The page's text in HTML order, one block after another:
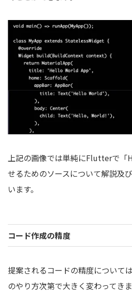
上記の画像では単純にFlutterで「
せるためのソースについて解説及
います。
コード作成の精度
提案されるコードの精度について
のやり方次第で大きく変わってき